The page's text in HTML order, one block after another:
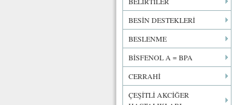
BESİN DESTEKLERİ
BESLENME
BİSFENOL A = BPA
CERRAHİ
ÇEŞİTLİ AKCİĞER